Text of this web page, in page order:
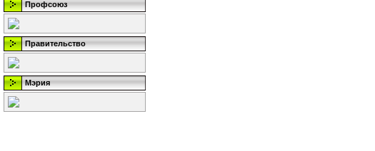
Профсоюз
Правительство
Мэрия